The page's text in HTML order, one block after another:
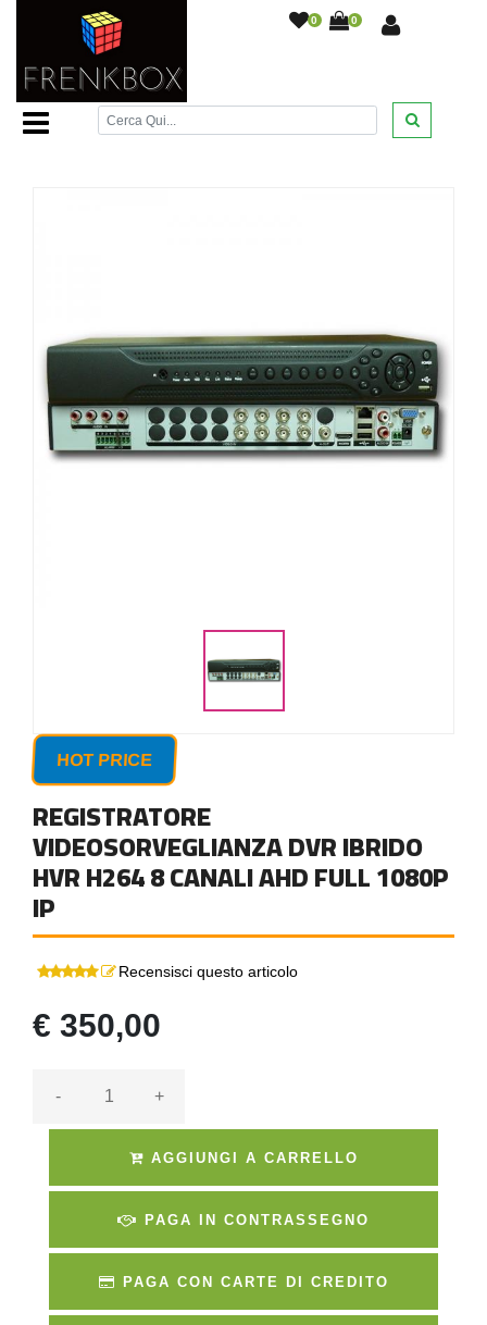
0 0
Home Page /Videosorveglianza
Registratore videosorveglianza Dvr ibrido HVR H264 8
canali AHD Full 1080p IP
HOT PRICE
REGISTRATORE
VIDEOSORVEGLIANZA DVR IBRIDO
HVR H264 8 CANALI AHD FULL 1080P
IP
Recensisci questo articolo
€ 350,00
- +
AGGIUNGI A CARRELLO
PAGA IN CONTRASSEGNO
PAGA CON CARTE DI CREDITO